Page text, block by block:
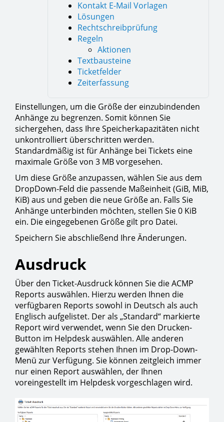
Kontakt E-Mail Vorlagen
Lösungen
Rechtschreibprüfung
Regeln
Aktionen
Textbausteine
Ticketfelder
Zeiterfassung
Einstellungen, um die Größe der einzubindenden
Anhänge zu begrenzen. Somit können Sie
sichergehen, dass Ihre Speicherkapazitäten nicht
unkontrolliert überschritten werden.
Standardmäßig ist für Anhänge bei Tickets eine
maximale Größe von 3 MB vorgesehen.
Um diese Größe anzupassen, wählen Sie aus dem
DropDown-Feld die passende Maßeinheit (GiB, MiB,
KiB) aus und geben die neue Größe an. Falls Sie
Anhänge unterbinden möchten, stellen Sie 0 KiB
ein. Die eingegebenen Größe gilt pro Datei.
Speichern Sie abschließend Ihre Änderungen.
Ausdruck
Über den Ticket-Ausdruck können Sie die ACMP
Reports auswählen. Hierzu werden Ihnen die
verfügbaren Reports sowohl in Deutsch als auch
Englisch aufgelistet. Der als „Standard“ markierte
Report wird verwendet, wenn Sie den Drucken-
Button im Helpdesk auswählen. Alle anderen
gewählten Reports stehen Ihnen im Drop-Down-
Menü zur Verfügung. Sie können zeitgleich immer
nur einen Report auswählen, der Ihnen
voreingestellt im Helpdesk vorgeschlagen wird.